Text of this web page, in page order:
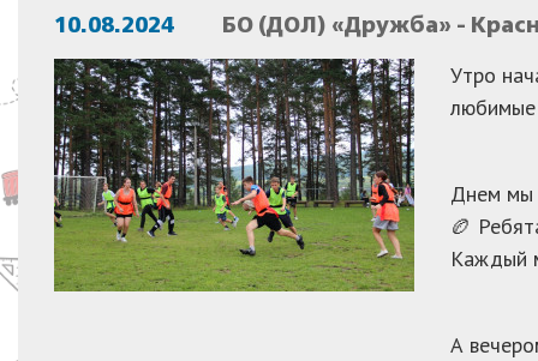
10.08.2024 БО (ДОЛ) «Дружба» -
Утро
любимые
Днем мы
🏉
Каждый
А